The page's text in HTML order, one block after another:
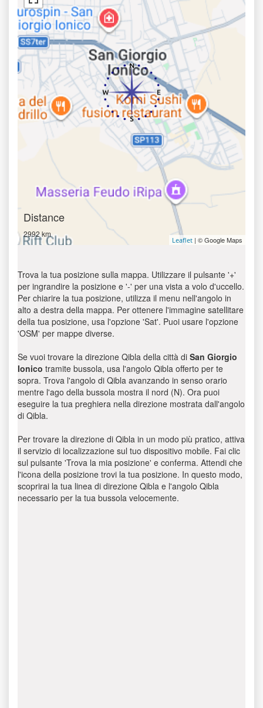
Distance
2992 km
Leaflet | © Google Maps
Trova la tua posizione sulla mappa. Utilizzare il pulsante '+'
per ingrandire la posizione e '-' per una vista a volo d'uccello.
Per chiarire la tua posizione, utilizza il menu nell'angolo in
alto a destra della mappa. Per ottenere l'immagine satellitare
della tua posizione, usa l'opzione 'Sat'. Puoi usare l'opzione
'OSM' per mappe diverse.
Se vuoi trovare la direzione Qibla della città di San Giorgio
Ionico tramite bussola, usa l'angolo Qibla offerto per te
sopra. Trova l'angolo di Qibla avanzando in senso orario
mentre l'ago della bussola mostra il nord (N). Ora puoi
eseguire la tua preghiera nella direzione mostrata dall'angolo
di Qibla.
Per trovare la direzione di Qibla in un modo più pratico, attiva
il servizio di localizzazione sul tuo dispositivo mobile. Fai clic
sul pulsante 'Trova la mia posizione' e conferma. Attendi che
l'icona della posizione trovi la tua posizione. In questo modo,
scoprirai la tua linea di direzione Qibla e l'angolo Qibla
necessario per la tua bussola velocemente.